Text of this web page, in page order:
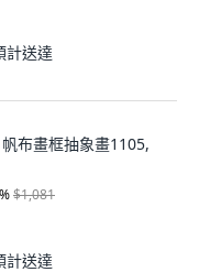
計送達
布畫框抽象畫1105,
%$1,081
計送達